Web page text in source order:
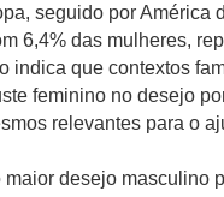
seguido por América
6,4% das mulheres,
indica que contextos
feminino no desejo
relevantes para o
desejo masculino